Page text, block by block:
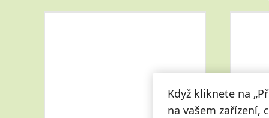
Když kliknete na
na vašem zařízení,